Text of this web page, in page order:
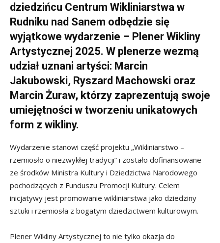
dziedzińcu Centrum Wikliniarstwa w
Rudniku nad Sanem odbędzie się
wyjątkowe wydarzenie – Plener Wikliny
Artystycznej 2025. W plenerze wezmą
udział uznani artyści: Marcin
Jakubowski, Ryszard Machowski oraz
Marcin Żuraw, którzy zaprezentują swoje
umiejętności w tworzeniu unikatowych
form z wikliny.
Wydarzenie stanowi część projektu „Wikliniarstwo –
rzemiosło o niezwykłej tradycji” i zostało dofinansowane
ze środków Ministra Kultury i Dziedzictwa Narodowego
pochodzących z Funduszu Promocji Kultury. Celem
inicjatywy jest promowanie wikliniarstwa jako dziedziny
sztuki i rzemiosła z bogatym dziedzictwem kulturowym.
Plener Wikliny Artystycznej to nie tylko okazja do